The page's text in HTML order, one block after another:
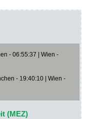
- 06:55:37 | Wien -
- 19:40:10 | Wien -
(MEZ)